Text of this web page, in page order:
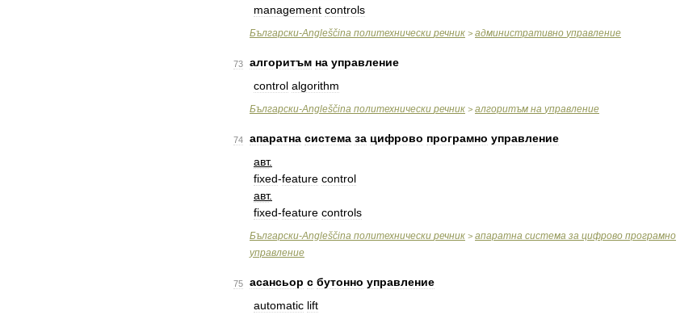
management controls
Български-Angleščina политехнически речник > административно управление
73 алгоритъм на управление
control algorithm
Български-Angleščina политехнически речник > алгоритъм на управление
74 апаратна система за цифрово програмно управление
авт.
fixed-feature control
авт.
fixed-feature controls
Български-Angleščina политехнически речник > апаратна система за цифрово програмно
управление
75 асансьор с бутонно управление
automatic lift